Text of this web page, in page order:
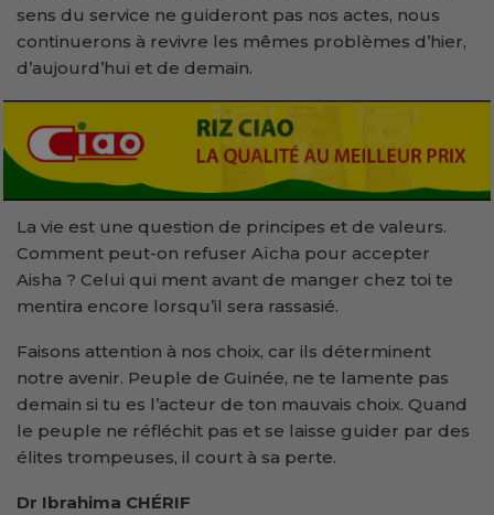
sens du service ne guideront pas nos actes, nous
continuerons à revivre les mêmes problèmes d’hier,
d’aujourd’hui et de demain.
La vie est une question de principes et de valeurs.
Comment peut-on refuser Aïcha pour accepter
Aisha ? Celui qui ment avant de manger chez toi te
mentira encore lorsqu’il sera rassasié.
Faisons attention à nos choix, car ils déterminent
notre avenir. Peuple de Guinée, ne te lamente pas
demain si tu es l’acteur de ton mauvais choix. Quand
le peuple ne réfléchit pas et se laisse guider par des
élites trompeuses, il court à sa perte.
Dr Ibrahima CHÉRIF